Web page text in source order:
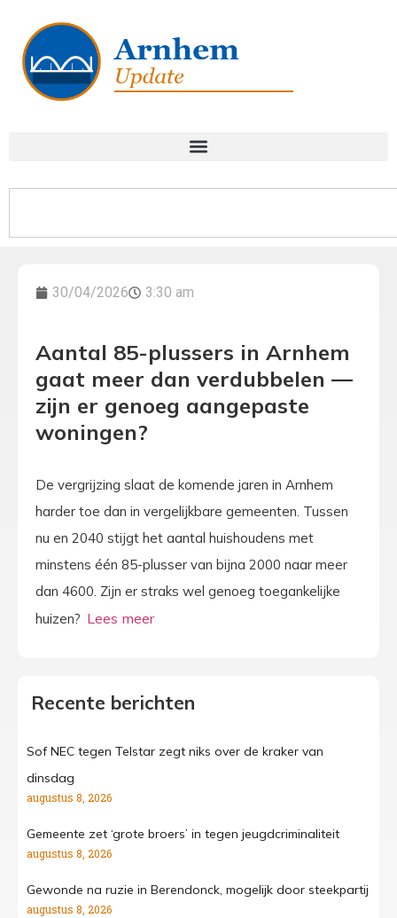
30/04/2026 3:30 am
Aantal 85-plussers in Arnhem
gaat meer dan verdubbelen —
zijn er genoeg aangepaste
woningen?
De vergrijzing slaat de komende jaren in Arnhem
harder toe dan in vergelijkbare gemeenten. Tussen
nu en 2040 stijgt het aantal huishoudens met
minstens één 85-plusser van bijna 2000 naar meer
dan 4600. Zijn er straks wel genoeg toegankelijke
huizen?
Recente berichten
Sof NEC tegen Telstar zegt niks over de kraker van
dinsdag
augustus 8, 2026
Gemeente zet ‘grote broers’ in tegen jeugdcriminaliteit
augustus 8, 2026
Gewonde na ruzie in Berendonck, mogelijk door steekpartij
augustus 8, 2026